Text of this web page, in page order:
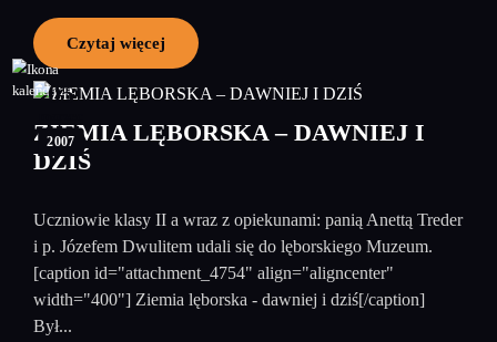
Czytaj więcej
05
2007
ZIEMIA LĘBORSKA – DAWNIEJ I
DZIŚ
Uczniowie klasy II a wraz z opiekunami: panią Anettą Treder
i p. Józefem Dwulitem udali się do lęborskiego Muzeum.
[caption id="attachment_4754" align="aligncenter"
width="400"] Ziemia lęborska - dawniej i dziś[/caption]
Był...